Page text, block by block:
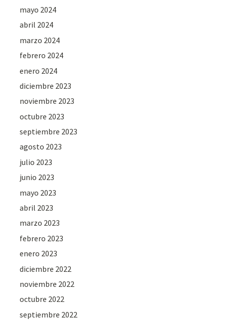
mayo 2024
abril 2024
marzo 2024
febrero 2024
enero 2024
diciembre 2023
noviembre 2023
octubre 2023
septiembre 2023
agosto 2023
julio 2023
junio 2023
mayo 2023
abril 2023
marzo 2023
febrero 2023
enero 2023
diciembre 2022
noviembre 2022
octubre 2022
septiembre 2022